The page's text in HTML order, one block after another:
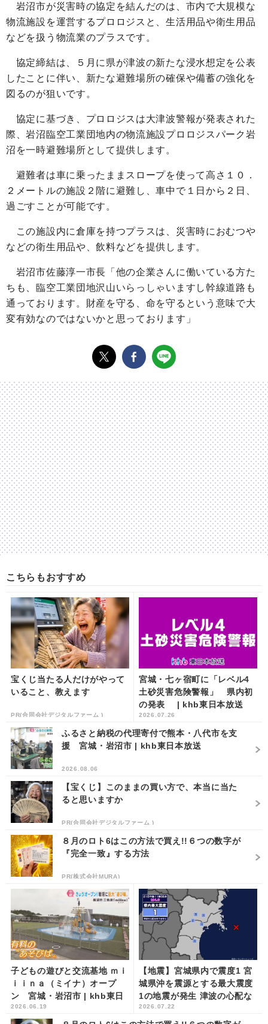
岩沼市が災害時の協定を結んだのは、市内で大規模な
物流施設を運営するプロロジスと、生活用品や衛生用品
などを扱う物流業のプラスです。
協定締結は、５月に県が津波の新たな浸水想定を公表
したことに伴い、新たな避難場所の確保や備蓄の強化を
図るのが狙いです。
協定に基づき、プロロジスは大津波警報が発表された
際、岩沼臨空工業団地内の物流施設プロロジスパーク岩
沼を一時避難場所として提供します。
避難者は車に乗ったままスロープを使って高さ１０．
２メートルの施設２階に避難し、車中で１日から２日、
過ごすことが可能です。
この施設内に倉庫を持つプラスは、災害時におむつや
などの衛生用品や、飲料などを提供します。
岩沼市佐藤淳一市長「他の企業さんに働いている方た
ちも、臨空工業団地沢山いらっしゃいますし幹線道路も
通っております。財産を守る、命を守るという意味で大
変有効なのではないかと思っております」
こちらもおすすめ
宝くじ当たる人だけがやって
いること、教えます
PR(合同会社デジタルファーム )
宮城・七ヶ宿町に「レベル4
土砂災害危険警報」 県内初
の発表 | khb東日本放送
2026.07.26
ふるさと納税の代理寄付で熊本・八代市を支
援 宮城・岩沼市 | khb東日本放送
2026.08.06
【宝くじ】このままの買い方で、本当に当た
ると思いますか
PR(合同会社デジタルファーム )
８月のロト6はこの方法で買え!!６つの数字が
『完全一致』する方法
PR(株式会社MURA)
子どもの遊びと交流基地 ｍｉ
ｉｉｎａ（ミイナ）オープ
ン 宮城・岩沼市 | khb東日
本放送
2026.06.19
【地震】宮城県内で震度1 宮
城県沖を震源とする最大震度
1の地震が発生 津波の心配な
し | khb東日本放送
2026.07.22